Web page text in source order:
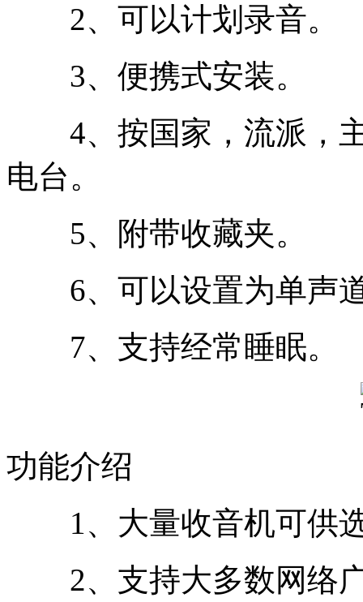
2、可以计划录音。
3、便携式安装。
4、按国家，流派，主
电台。
5、附带收藏夹。
6、可以设置为单声
7、支持经常睡眠。
功能介绍
1、大量收音机可供
2、支持大多数网络广